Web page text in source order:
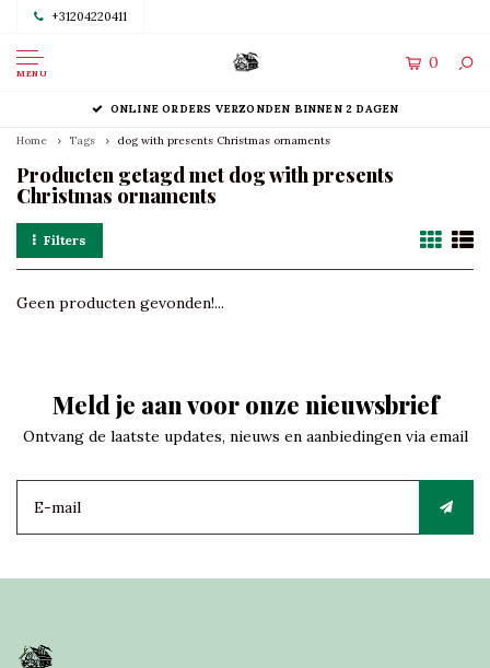
+31204220411
MENU
0
ONLINE ORDERS VERZONDEN BINNEN 2 DAGEN
Home Tags dog with presents Christmas ornaments
Producten getagd met dog with presents
Christmas ornaments
Filters
Geen producten gevonden!...
Meld je aan voor onze nieuwsbrief
Ontvang de laatste updates, nieuws en aanbiedingen via email